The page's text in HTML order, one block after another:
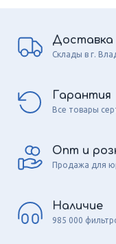
Доставка
Склады в г.
Гарантия
Все товары
Опт и
Продажа для
Наличие
985 000